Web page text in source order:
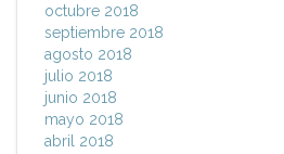
octubre 2018
septiembre 2018
agosto 2018
julio 2018
junio 2018
mayo 2018
abril 2018